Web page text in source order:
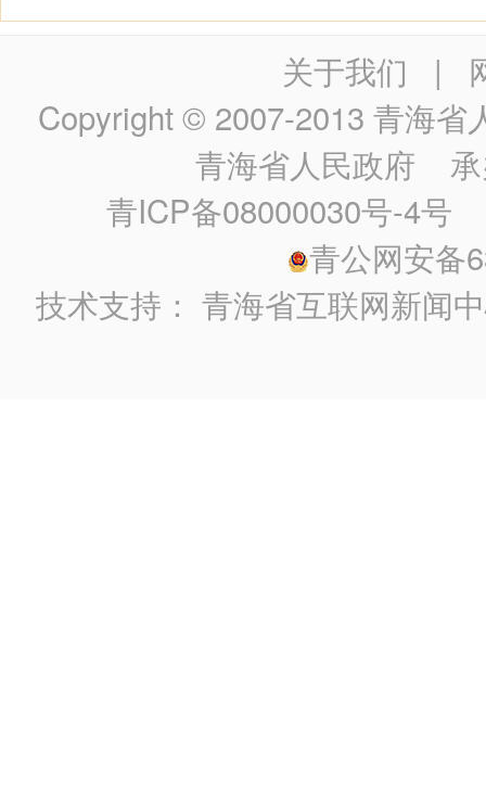
关于我们 |
Copyright © 2007-2013 青海省
青海省人民政府 承
青ICP备08000030号-4号
青公网安备
技术支持：青海省互联网新闻